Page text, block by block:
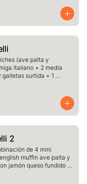
a elección
(ave palta y
italiano + 2 media
galletas surtida + 1
2
de 4 mini
muffin ave palta y
jamón queso fundido